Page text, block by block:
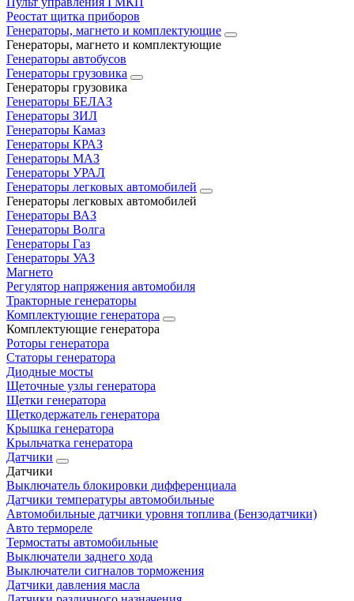
Реостат щитка приборов
Генераторы, магнето и комплектующие
Генераторы, магнето и комплектующие
Генераторы автобусов
Генераторы грузовика
Генераторы грузовика
Генераторы БЕЛАЗ
Генераторы ЗИЛ
Генераторы Камаз
Генераторы КРАЗ
Генераторы МАЗ
Генераторы УРАЛ
Генераторы легковых автомобилей
Генераторы легковых автомобилей
Генераторы ВАЗ
Генераторы Волга
Генераторы Газ
Генераторы УАЗ
Магнето
Регулятор напряжения автомобиля
Тракторные генераторы
Комплектующие генератора
Комплектующие генератора
Роторы генератора
Статоры генератора
Диодные мосты
Щеточные узлы генератора
Щетки генератора
Щеткодержатель генератора
Крышка генератора
Крыльчатка генератора
Датчики
Датчики
Выключатель блокировки дифференциала
Датчики температуры автомобильные
Автомобильные датчики уровня топлива (Бензодатчики)
Авто термореле
Термостаты автомобильные
Выключатели заднего хода
Выключатели сигналов торможения
Датчики давления масла